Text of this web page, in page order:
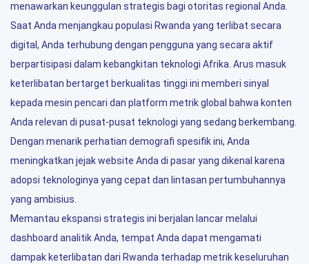
menawarkan keunggulan strategis bagi otoritas regional Anda.
Saat Anda menjangkau populasi Rwanda yang terlibat secara
digital, Anda terhubung dengan pengguna yang secara aktif
berpartisipasi dalam kebangkitan teknologi Afrika. Arus masuk
keterlibatan bertarget berkualitas tinggi ini memberi sinyal
kepada mesin pencari dan platform metrik global bahwa konten
Anda relevan di pusat-pusat teknologi yang sedang berkembang.
Dengan menarik perhatian demografi spesifik ini, Anda
meningkatkan jejak website Anda di pasar yang dikenal karena
adopsi teknologinya yang cepat dan lintasan pertumbuhannya
yang ambisius.
Memantau ekspansi strategis ini berjalan lancar melalui
dashboard analitik Anda, tempat Anda dapat mengamati
dampak keterlibatan dari Rwanda terhadap metrik keseluruhan